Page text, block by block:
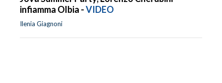
infiamma Olbia -VIDEO
Ilenia Giagnoni